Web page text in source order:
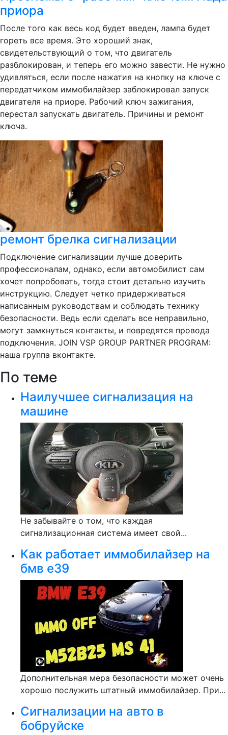
приора
После того как весь код будет введен, лампа будет
гореть все время. Это хороший знак,
свидетельствующий о том, что двигатель
разблокирован, и теперь его можно завести. Не нужно
удивляться, если после нажатия на кнопку на ключе с
передатчиком иммобилайзер заблокировал запуск
двигателя на приоре. Рабочий ключ зажигания,
перестал запускать двигатель. Причины и ремонт
ключа.
ремонт брелка сигнализации
Подключение сигнализации лучше доверить
профессионалам, однако, если автомобилист сам
хочет попробовать, тогда стоит детально изучить
инструкцию. Следует четко придерживаться
написанным руководствам и соблюдать технику
безопасности. Ведь если сделать все неправильно,
могут замкнуться контакты, и повредятся провода
подключения. JOIN VSP GROUP PARTNER PROGRAM:
наша группа вконтакте.
По теме
Наилучшее сигнализация на
машине
Не забывайте о том, что каждая
сигнализационная система имеет свой...
Как работает иммобилайзер на
бмв е39
Дополнительная мера безопасности может очень
хорошо послужить штатный иммобилайзер. При...
Сигнализации на авто в
бобруйске